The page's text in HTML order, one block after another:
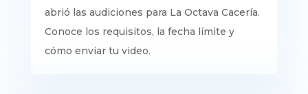
abrió las audiciones para La Octava Cacería.
Conoce los requisitos, la fecha límite y
cómo enviar tu video.